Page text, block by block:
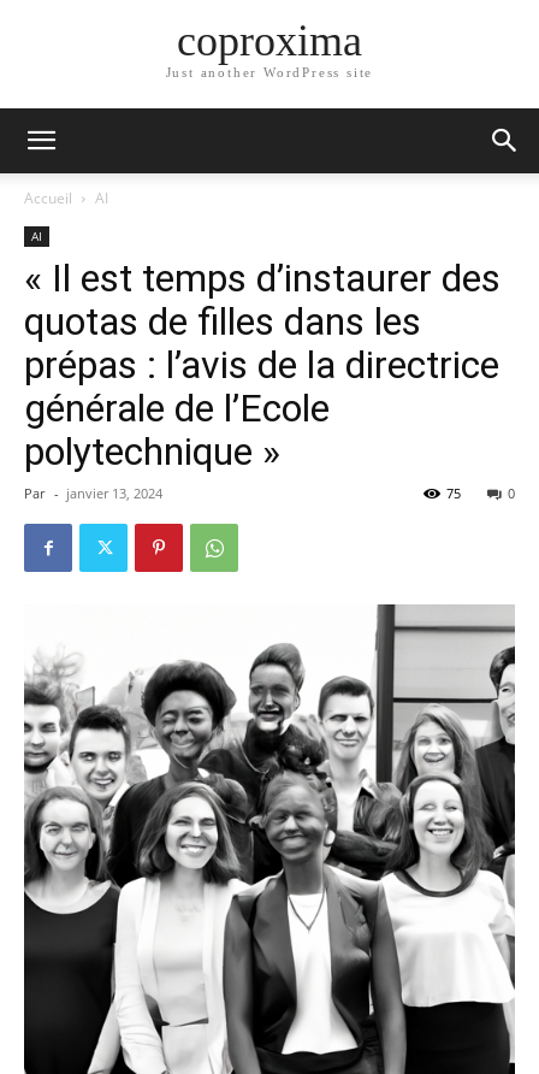
coproxima
Just another WordPress site
Accueil AI
AI
« Il est temps d’instaurer des
quotas de filles dans les
prépas : l’avis de la directrice
générale de l’Ecole
polytechnique »
Par - janvier 13, 2024 0
75